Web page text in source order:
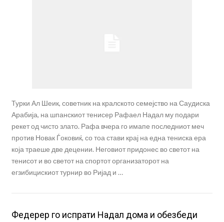
Турки Ал Шеик, советник на кралското семејство на Саудиска
Арабија, на шпанскиот тенисер Рафаел Надал му подари
рекет од чисто злато. Рафа вчера го имапе последниот меч
против Новак Ѓоковиќ, со тоа стави крај на една тениска ера
која траеше две децении. Неговиот придонес во светот на
тенисот и во светот на спортот организаторот на
егзибицискиот турнир во Ријад и …
Федерер го испрати Надал дома и обезбеди